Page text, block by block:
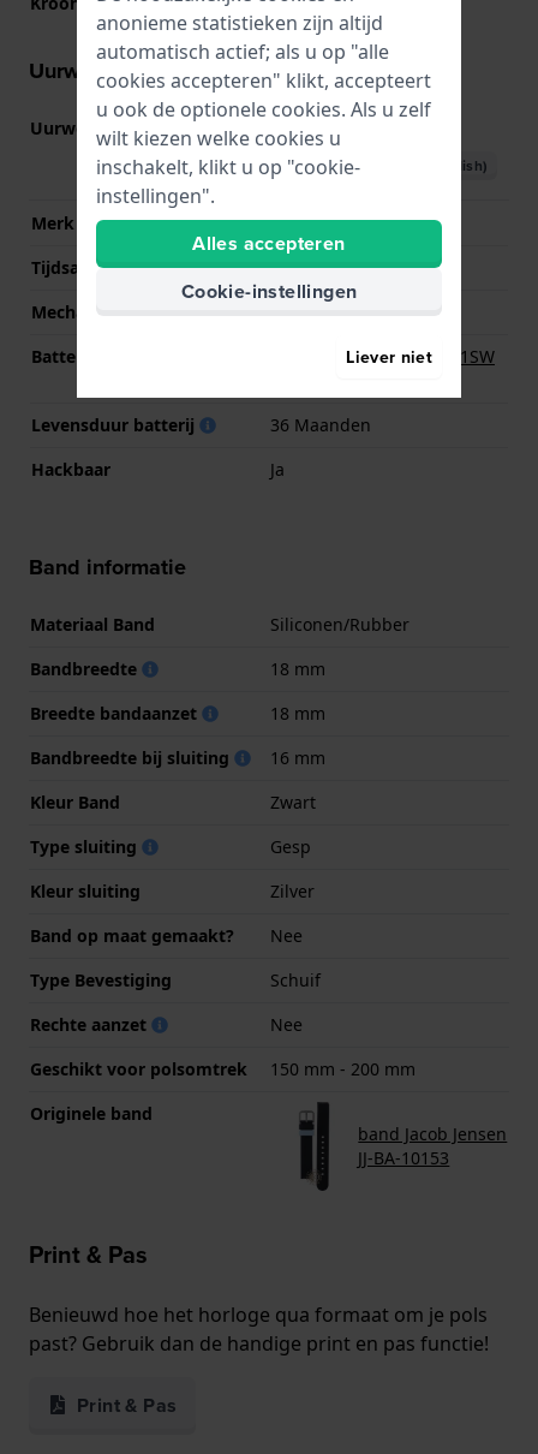
Uurwerk informatie
Uurwerk nr. 1S13
Download handboek (English)
Merk uurwerk
Miyota
Tijdsaanduiding
Analoog
Mechanisme
Quartz
Batterij
Renata R364 364 / SR621SW
Levensduur batterij
36 Maanden
Hackbaar
Ja
Band informatie
Materiaal Band
Siliconen/Rubber
Bandbreedte
18 mm
Breedte bandaanzet
18 mm
Bandbreedte bij sluiting
16 mm
Kleur Band
Zwart
Type sluiting
Gesp
Kleur sluiting
Zilver
Band op maat gemaakt?
Nee
Type Bevestiging
Schuif
Rechte aanzet
Nee
Geschikt voor polsomtrek
150 mm - 200 mm
Originele band
band Jacob Jensen
JJ-BA-10153
Print & Pas
Benieuwd hoe het horloge qua formaat om je pols
past? Gebruik dan de handige print en pas functie!
Print & Pas
anonieme statistieken zijn altijd
automatisch actief; als u op "alle
cookies accepteren" klikt, accepteert
u ook de optionele cookies. Als u zelf
wilt kiezen welke cookies u
inschakelt, klikt u op "cookie-
instellingen".
Alles accepteren
Cookie-instellingen
Liever niet